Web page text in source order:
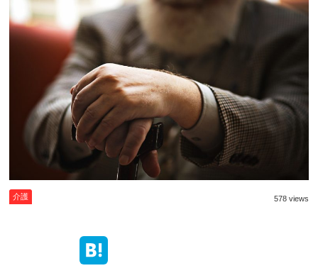
介護 578 views